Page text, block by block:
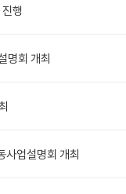
행
명회 개최
사업설명회 개최